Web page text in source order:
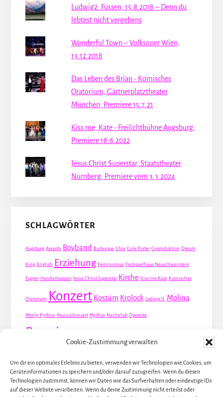
Cookie-Zustimmung verwalten
Um dir ein optimales Erlebnis zu bieten, verwenden wir Technologien wie Cookies, um
Geräteinformationen zu speichern und/oder darauf zuzugreifen. Wenn du diesen
Technologien zustimmst, können wir Daten wie das Surfverhalten oder eindeutige IDs
auf dieser Website verarbeiten. Wenn du deine Zustimmung nicht erteilst oder
Ludwig2. Füssen, 15.8.2018 – Denn du
lebtest nicht vergebens
Wonderful Town – Volksoper Wien,
13.12.2018
Das Leben des Brian - Komisches
Oratorium; Gärtnerplatztheater
München, Premiere 15.7.21
Kiss me, Kate - Freilichtbühne Augsburg,
Premiere 18.6.2022
Jesus Christ Superstar, Staatstheater
Nürnberg, Premiere vom 3.3.2024
SCHLAGWÖRTER
Augsburg Awards Boyband Burlesque Chor Cole Porter Coproduktion Dream
King English Erziehung Feminismus Festspielhaus Neuschwanstein
Fugger Hundertwasser Jesus Christ Superstar Kirche Kiss me Kate Komisches
Oratorium Konzert Kostüm Krolock Ludwig II. Molina
Monty Python Musicalkonzert Mythos Nachtclub Operette
Premiere
DirieWeltpremiereÖsterreich Übersetzung